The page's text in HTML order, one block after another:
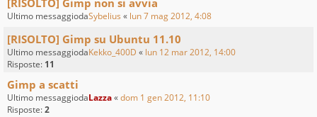
Ultimo messaggiodaSybelius « lun 7 mag 2012, 4:08
[RISOLTO] Gimp su Ubuntu 11.10
Ultimo messaggiodaKekko_400D « lun 12 mar 2012, 14:00
Risposte: 11
Gimp a scatti
Ultimo messaggiodaLazza«dom 1 gen 2012, 11:10
Risposte:2